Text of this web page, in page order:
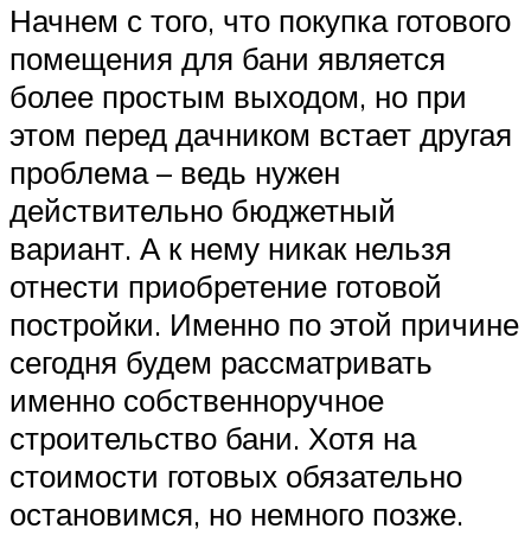
Начнем с того, что покупка готового
помещения для бани является
более простым выходом, но при
этом перед дачником встает другая
проблема – ведь нужен
действительно бюджетный
вариант. А к нему никак нельзя
отнести приобретение готовой
постройки. Именно по этой причине
сегодня будем рассматривать
именно собственноручное
строительство бани. Хотя на
стоимости готовых обязательно
остановимся, но немного позже.